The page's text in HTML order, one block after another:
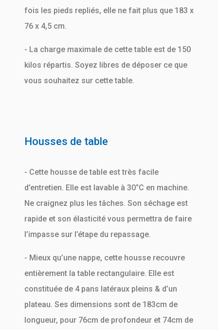
fois les pieds repliés, elle ne fait plus que 183 x
76 x 4,5 cm.
- La charge maximale de cette table est de 150
kilos répartis. Soyez libres de déposer ce que
vous souhaitez sur cette table.
Housses de table
- Cette housse de table est très facile
d’entretien. Elle est lavable à 30°C en machine.
Ne craignez plus les tâches. Son séchage est
rapide et son élasticité vous permettra de faire
l’impasse sur l’étape du repassage.
- Mieux qu’une nappe, cette housse recouvre
entièrement la table rectangulaire. Elle est
constituée de 4 pans latéraux pleins & d’un
plateau. Ses dimensions sont de 183cm de
longueur, pour 76cm de profondeur et 74cm de